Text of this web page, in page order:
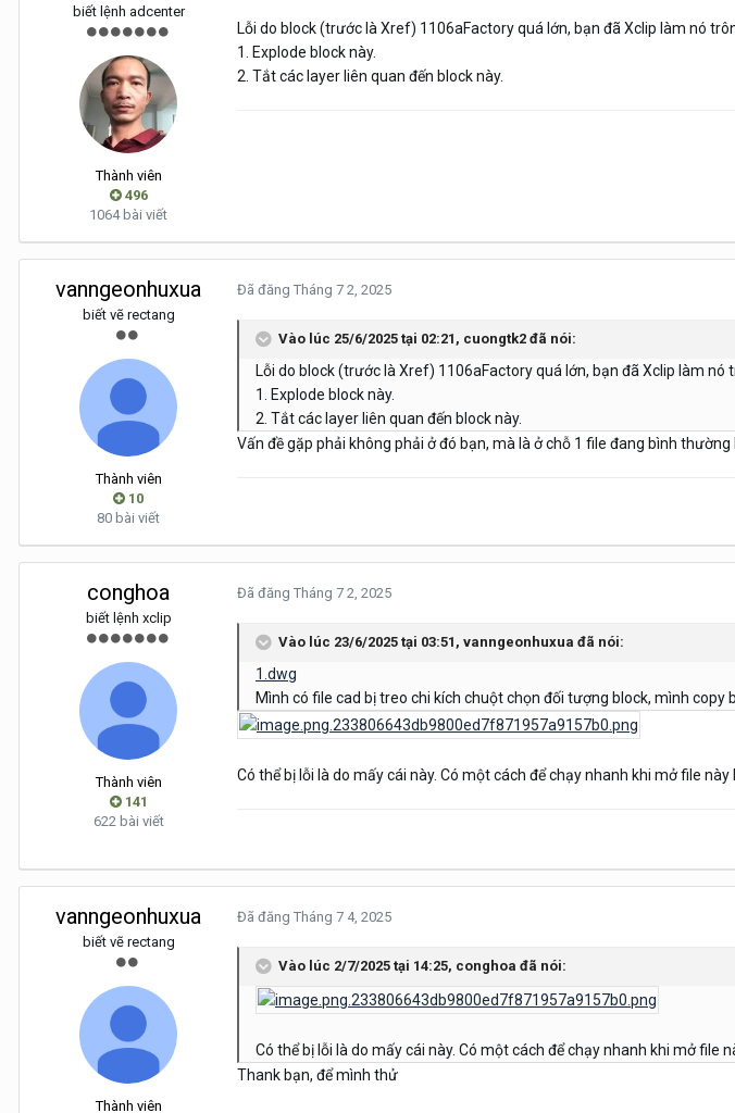
biết lệnh adcenter
Thành viên
496
1064 bài viết
Lỗi do block (trước là Xref) 1106aFactory quá lớn, bạn đã Xclip làm nó
1. Explode block này.
2. Tắt các layer liên quan đến block này.
vanngeonhuxua
biết vẽ rectang
Thành viên
10
80 bài viết
Đã đăng Tháng 7 2, 2025
Vào lúc 25/6/2025 tại 02:21, cuongtk2 đã nói:
Lỗi do block (trước là Xref) 1106aFactory quá lớn, bạn đã Xclip làm
1. Explode block này.
2. Tắt các layer liên quan đến block này.
Vấn đề gặp phải không phải ở đó bạn, mà là ở chỗ 1 file đang bình
conghoa
biết lệnh xclip
Thành viên
141
622 bài viết
Đã đăng Tháng 7 2, 2025
Vào lúc 23/6/2025 tại 03:51, vanngeonhuxua đã nói:
1.dwg
Mình có file cad bị treo chi kích chuột chọn đối tượng block, mình
Có thể bị lỗi là do mấy cái này. Có một cách để chạy nhanh khi mở file
vanngeonhuxua
biết vẽ rectang
Thành viên
Đã đăng Tháng 7 4, 2025
Vào lúc 2/7/2025 tại 14:25, conghoa đã nói:
Có thể bị lỗi là do mấy cái này. Có một cách để chạy nhanh khi mở
Thank bạn, để mình thử